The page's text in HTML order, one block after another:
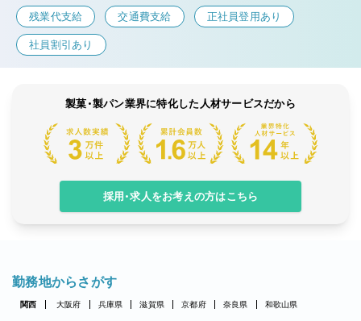
残業代支給 交通費支給 正社員登用あり
社員割引あり
製菓・製パン業界に特化した人材サービスだから
採用・求人をお考えの方はこちら
勤務地からさがす
関西 大阪府 兵庫県 滋賀県 京都府 奈良県 和歌山県